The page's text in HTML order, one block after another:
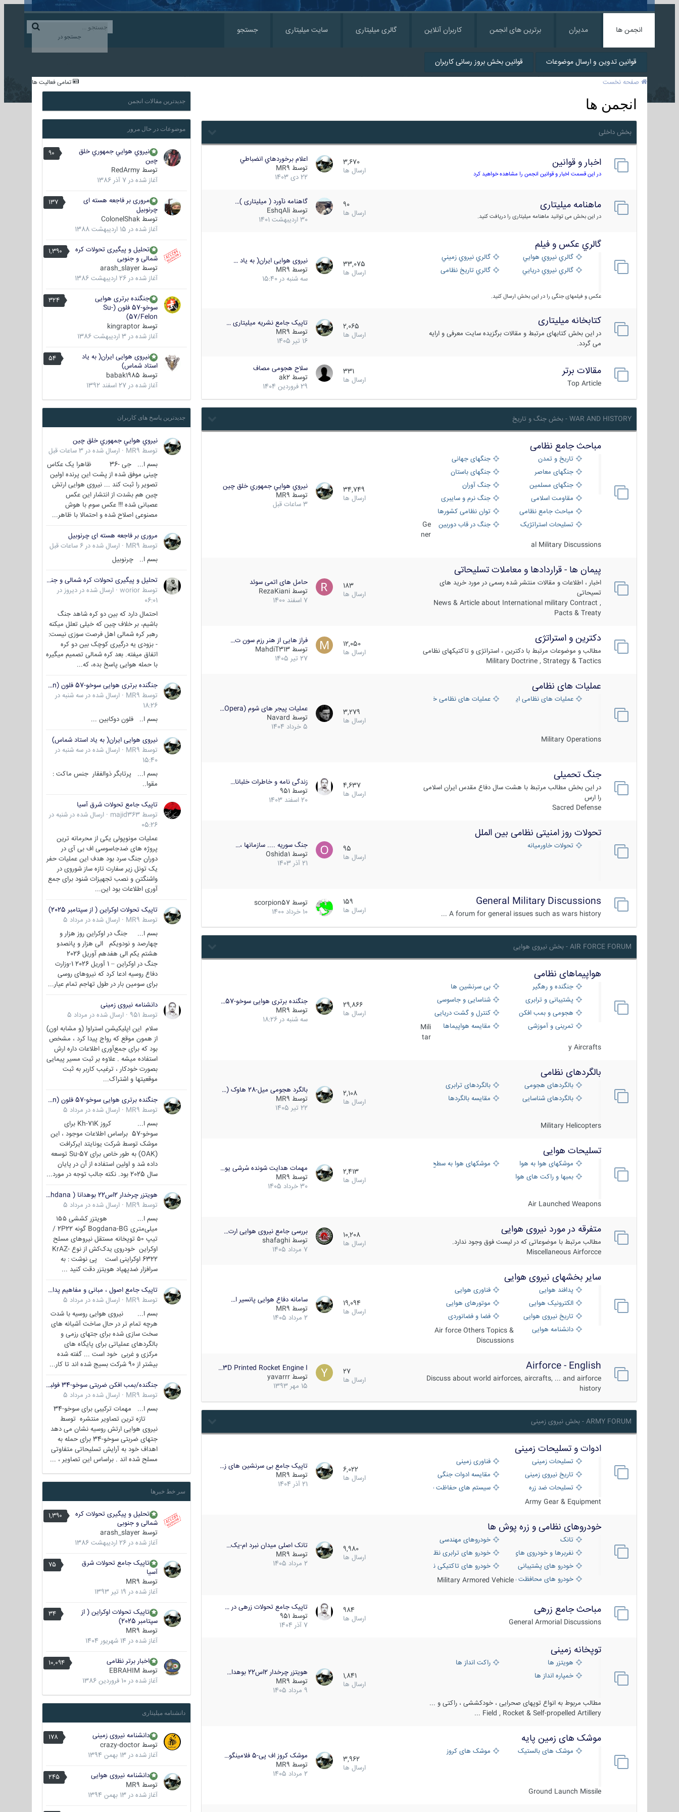
جستجو در
انجمن ها مدیران برترین های انجمن کاربران آنلاین گالری میلیتاری سایت میلیتاری جستجو
قوانین تدوین و ارسال موضوعات قوانین بخش بروز رسانی کاربران
تمامی فعالیت ها صفحه نخست
انجمن ها
بخش داخلی
اخبار و قوانین
در این قسمت اخبار و قوانین انجمن را مشاهده خواهید کرد
3,670
ارسال ها
اعلام برخوردهاي انضباطي
توسط MR9
22 دی 1403
ماهنامه میلیتاری
در این بخش می توانید ماهنامه میلیتاری را دریافت کنید.
90
ارسال ها
گاهنامه نآورد ( میلیتاری )…
توسط EshqAli
30 اردیبهشت 1401
گالري عكس و فيلم
گالري نيروي هوايي
گالري نيروي زميني
گالري نيروي دريايي
گالري تاریخ نظامی
عکس و فیلمهای جنگی را در این بخش ارسال کنید.
33,075
ارسال ها
نیروی هوایی ایران( به یاد …
توسط MR9
سه شنبه در 15:40
کتابخانه میلیتاری
در این بخش کتابهای مرتبط و مقالات برگزیده سایت معرفی و ارایه
می گردد.
2,065
ارسال ها
تاپیک جامع نشریه میلیتاری …
توسط MR9
16 تیر 1405
مقالات برتر
Top Article
331
ارسال ها
سلاح هجومی مصاف
توسط ak2
29 فروردین 1404
WAR AND HISTORY - بخش جنگ و تاریخ
مباحث جامع نظامی
تاریخ و تمدن
جنگهای جهانی
جنگهای معاصر
جنگهای باستان
جنگهای مسلمین
جنگ آوران
مقاومت اسلامی
جنگ نرم و سایبری
مباحث جامع نظامی
توان نظامی کشورها
تسلیحات استراتژیک
جنگ در قاب دوربین
Ge
ner
al Military Discussions
34,749
ارسال ها
نيروي هوايي جمهوري خلق چين
توسط MR9
3 ساعات قبل
پیمان ها - قراردادها و معاملات تسلیحاتی
اخبار ، اطلاعات و مقالات منتشر شده رسمی در مورد خرید های
تسیحاتی
News & Article about International military Contract ,
Pacts & Treaty
183
ارسال ها
حامل های اتمی سوئد
توسط RezaKiani
7 اسفند 1400
دکترین و استراتژی
مطالب و موضوعات مرتبط با دکترین ، استراتژی و تاکتیکهای نظامی
Military Doctrine , Strategy & Tactics
12,050
ارسال ها
فراز هایی از هنر رزم سون ت…
توسط MahdiT313
27 تیر 1405
عملیات های نظامی
عملیات های نظامی ایران عملیات های نظامی خارجی
Military Operations
3,279
ارسال ها
عملیات پیجر های شوم (Opera…
توسط Navard
5 خرداد 1404
جنگ تحمیلی
در این بخش مطالب مرتبط با هشت سال دفاع مقدس ایران اسلامی
را ارس
Sacred Defense
4,637
ارسال ها
زندگی نامه و خاطرات خلبانا…
توسط 951
20 اسفند 1403
تحولات روز امنیتی نظامی بین الملل
تحولات خاورمیانه
95
ارسال ها
جنگ سوریه .... سازمانها ،…
توسط Oshida1
21 آذر 1403
General Military Discussions
A forum for general issues such as wars history ...
159
ارسال ها
توسط scorpion57
10 خرداد 1400
AIR FORCE FORUM - بخش نیروی هوایی
هواپیماهای نظامی
جنگنده و رهگیر
بی سرنشین ها
پشتیبانی و ترابری
شناسایی و جاسوسی
هجومی و بمب افکن
کنترل و گشت دریایی
تمرینی و آموزشی
مقایسه هواپیماها
Mili
tar
y Aircrafts
29,866
ارسال ها
جنگنده برتری هوایی سوخو-57…
توسط MR9
سه شنبه در 18:26
بالگردهای نظامی
بالگردهای هجومی
بالگردهای ترابری
بالگردهای شناسایی
مقایسه بالگردها
Military Helicopters
2,108
ارسال ها
بالگرد هجومی میل-28 هاوک (…
توسط MR9
22 تیر 1405
تسلیحات هوایی
موشکهای هوا به هوا
موشکهای هوا به سطح
بمبها و راکت های هوایی
Air Launched Weapons
2,413
ارسال ها
مهمات هدایت شونده سُرشی یو…
توسط MR9
30 خرداد 1405
متفرقه در مورد نیروی هوایی
مطالب مرتبط با موضوعاتی که در لیست فوق وجود ندارد.
Miscellaneous Airforcce
10,208
ارسال ها
بررسی جامع نیروی هوایی ارت…
توسط shafaghi
7 مرداد 1405
سایر بخشهای نیروی هوایی
پدافند هوایی
فناوری هوایی
الکترونیک هوایی
موتورهای هوایی
تاریخ نیروی هوایی
فضا و فضانوردی
دانشنامه هوایی
Air force Others Topics &
Discussions
19,094
ارسال ها
سامانه دفاع هوایی پانسیر ا…
توسط MR9
2 مرداد 1405
Airforce - English
Discuss about world airforces, aircrafts, ... and airforce
history
27
ارسال ها
3D Printed Rocket Engine I…
توسط yavarrr
15 مهر 1393
ARMY FORUM - بخش نیروی زمینی
ادوات و تسلیحات زمینی
تسلیحات زمینی
فناوری زمینی
تاریخ نیروی زمینی
مقایسه ادوات جنگی
تسلیحات ضد زره
سیستم های حفاظت فعال
Army Gear & Equipment
6,022
ارسال ها
تاپیک جامع بی سرنشین های ز…
توسط MR9
21 آذر 1404
خودروهای نظامی و زره پوش ها
تانک
خودروهای مهندسی
نفربرها و خودروی های رزمی پیاده نظامخودرو های ترابری نظامی
خودرو های پشتیبانی آتش ، شناسایی و ضد تانک
خودرو های تاکتیکی نظامی
خودرو های محافظت شدهMilitary Armored Vehicle
9,980
ارسال ها
تانک اصلی میدان نبرد ام-یک…
توسط MR9
2 مرداد 1405
مباحث جامع زرهی
General Armorial Discussions
984
ارسال ها
تاپیک جامع تحولات زرهی در …
توسط 951
7 آذر 1404
توپخانه زمینی
هویتزر ها
راکت انداز ها
خمپاره انداز ها
مطالب مربوط به انواع توپهای صحرایی ، خودکششی ، راکتی و ...
Field , Rocket & Self-propelled Artillery ...
1,841
ارسال ها
هویتزر چرخدار 2اس22 بوهدا…
توسط MR9
9 مرداد 1405
موشک های زمین پایه
موشک های بالستیک موشک های کروز
Ground Launch Missile
3,962
ارسال ها
موشک کروز اف پی-5 فلامینگو…
توسط MR9
2 مرداد 1405
جدیدترین مقالات انجمن
موضوعات در حال مرور
90
نيروي هوايي جمهوري خلق
چين
توسط RedArmy
آغاز شده در 7 آذر 1386
137
مروری بر فاجعه هسته ای
چرنوبیل
توسط ColonelShak
آغاز شده در 15 اردیبهشت 1388
1,390
تحلیل و پیگیری تحولات کره
شمالی و جنوبی
توسط arash_slayer
آغاز شده در 26 اردیبهشت 1386
324
جنگنده برتری هوایی
سوخو-57 فلون (Su-
57/Felon)
توسط kingraptor
آغاز شده در 3 اردیبهشت 1386
54
نیروی هوایی ایران( به یاد
استاد شماس)
توسط babak1985
آغاز شده در 27 اسفند 1392
جدیدترین پاسخ های کاربران
نيروي هوايي جمهوري خلق چين
توسط MR9
· ارسال شده در 3 ساعات قبل
بسم ا... جی -36 ظاهرا یک عکاس
چینی موفق شده از پشت این پرنده اولین
تصویر را ثبت کند ... نیروی هوایی ارتش
چین هم بشدت از انتشار این عکس
عصبانی شده !!! عکس سوم با هوش
مصنوعی اصلاح شده و احتمالا با ظاهر...
مروری بر فاجعه هسته ای چرنوبیل
توسط MR9
· ارسال شده در 6 ساعات قبل
بسم ا.. چرنوبیل
تحلیل و پیگیری تحولات کره شمالی و جنوبی
توسط worior
· ارسال شده در دیروز در
06:01
احتمال دارد که بین دو کره شاهد جنگ
باشیم، بر خلاف چین که خیلی تعلل میکنه
رهبر کره شمالی اهل فرصت سوزی نیست:
- بزودی یه درگیری کوچک بین دو کره
اتفاق میفته. بعد کره شمالی تصمیم میگیره
با حمله هوایی پاسخ بده، که...
جنگنده برتری هوایی سوخو-57 فلون (Su-57/Felon)
توسط MR9
· ارسال شده در سه شنبه در
18:26
بسم ا.. فلون دوکابین ...
نیروی هوایی ایران( به یاد استاد شماس)
توسط MR9
· ارسال شده در سه شنبه در
15:40
بسم ا... پرتابگر ذوالفقار جنس ماکت :
مقوا..
تاپیک جامع تحولات شرق آسیا
توسط majid363
· ارسال شده در شنبه در
05:26
عملیات مونوپولی یکی از محرمانه ترین
پروژه های ضدجاسوسی اف بی آی در
دوران جنگ سرد بود هدف این عملیات حفر
یک تونل زیر سفارت تازه ساز شوروی در
واشنگتن و نصب تجهیزات شنود برای جمع
آوری اطلاعات بود این...
تاپیک تحولات اوکراین ( از سپتامبر 2025)
توسط MR9
· ارسال شده در مرداد 5
بسم ا... جنگ در اوکراین روز هزار و
چهارصد و نودویکم الی هزار و پانصدو
هشتم یکم الی هفدهم آوریل 2026
جنگ در اوکراین – 1 آوریل 2026 1-وزارت
دفاع روسیه ادعا کرد که نیروهای روسی
برای سومین بار در طول تهاجم تمام عیار...
دانشنامه نیروی زمینی
توسط 951
· ارسال شده در مرداد 5
سلام این اپلیکیشن استراوا (و مشابه اون)
از همون موقع که رواج پیدا کرد ، مشخص
بود که برای جمع‌آوری اطلاعات داره ارش
استفاده میشه . علاوه بر ثبت مسیر پیمایی
بصورت خودکار ، ترغیب کاربر به ثبت
موقعیتها و اشتراک‌...
جنگنده برتری هوایی سوخو-57 فلون (Su-57/Felon)
توسط MR9
· ارسال شده در مرداد 5
بسم ا... کروز Kh-71K برای
سوخو-57 براساس اطلاعات موجود ، این
موشک توسط شرکت یونایتد ایرکرافت
(OAK) به طور خاص برای Su-57 توسعه
داده شد و اولین استفاده از آن در پایان
سال 2025 بود. نکته جالب توجه در مورد...
هویتزر چرخدار 2اس22 بوهدانا ( wheeled howitzer 2S22 Bohdana )
توسط MR9
· ارسال شده در مرداد 5
بسم ا... هویتزر کششی ۱۵۵
میلی‌متری Bogdana-BG گونه 2P22 /
تیپ ۵۰ توپخانه مستقل نیروهای مسلح
اوکراین خودروی یدک‌کش از نوع KrAZ-
6322 اوکراینی است پی نوشت : به
سرافزار ضدپهپاد هویتزر دقت کنید ...
تاپیک جامع اصول ، مبانی و مفاهیم پدافند غیر عامل
توسط MR9
· ارسال شده در مرداد 5
بسم ا... نیروی هوایی روسیه با شدت
هرچه تمام تر در حال ساخت آشیانه های
سخت سازی شده برای جتهای رزمی و
بالگردهای عملیاتی برای پایگاه های
مرکزی و غربی خود است ... گفته شده
بیشتر از 90 شرکت بسیج شده اند تا کار...
جنگنده/بمب افکن ضربتی سوخو-34 فولبک ( Sukhoi Su-34/Fullback)
توسط MR9
· ارسال شده در مرداد 5
بسم ا... مهمات ترکیبی برای سوخو-34
تازه ترین تصاویر منتشره توسط
نیروی هوایی ارتش روسیه نشان می دهد
جتهای ضربتی سوخو-34 برای حمله به
اهداف خود به آرایش تسلیحاتی متفاوتی
مسلح شده اند . براساس این تصاویر ، ...
سر خط خبرها
1,390
تحلیل و پیگیری تحولات کره
شمالی و جنوبی
توسط arash_slayer
آغاز شده در 26 اردیبهشت 1386
75
تاپیک جامع تحولات شرق
آسیا
توسط MR9
آغاز شده در 19 تیر 1393
34
تاپیک تحولات اوکراین ( از
سپتامبر 2025)
توسط MR9
آغاز شده در 14 شهریور 1404
10,094
اخبار برتر نظامی
توسط EBRAHIM
آغاز شده در 10 فروردین 1386
دانشنامه میلیتاری
178
دانشنامه نیروی زمینی
توسط crazy-doctor
آغاز شده در 13 بهمن 1394
245
دانشنامه نیروی هوایی
توسط MR9
آغاز شده در 13 بهمن 1394